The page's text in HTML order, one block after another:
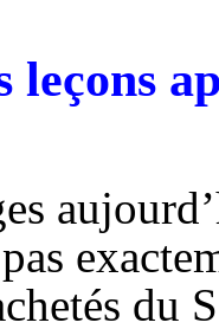
leçons
du